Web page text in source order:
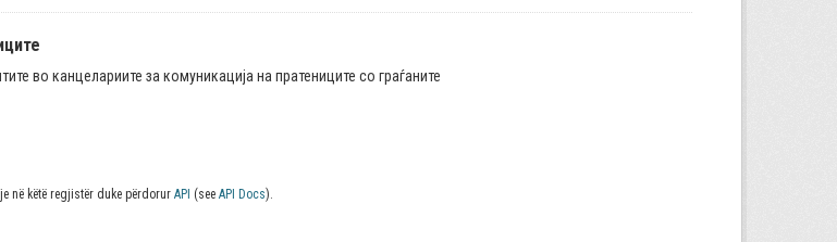
во канцелариите за комуникација на пратениците со граѓаните
në këtë regjistër duke përdorur API (see API Docs).